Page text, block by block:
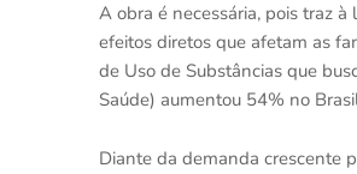
A obra é necessária, pois traz
efeitos diretos que afetam as
de Uso de Substâncias que
Saúde) aumentou 54% no
Diante da demanda crescente